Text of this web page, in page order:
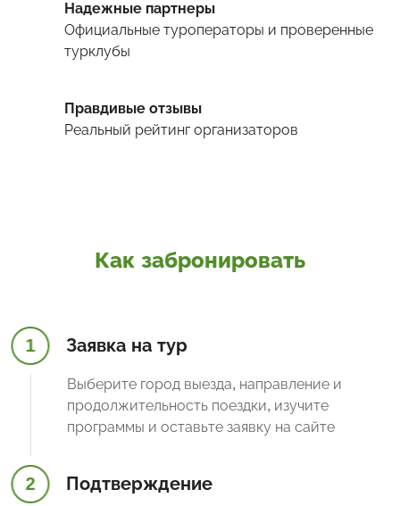
Надежные партнеры
Официальные туроператоры и проверенные
турклубы
Правдивые отзывы
Реальный рейтинг организаторов
Как забронировать
1 Заявка на тур
Выберите город выезда, направление и
продолжительность поездки, изучите
программы и оставьте заявку на сайте
2 Подтверждение